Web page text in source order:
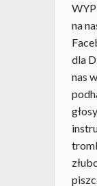
na
dla
nas